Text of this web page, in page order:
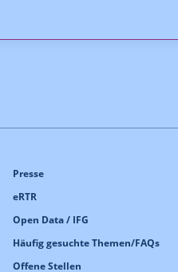
Presse
eRTR
Open Data / IFG
Häufig gesuchte Themen/FAQs
Offene Stellen